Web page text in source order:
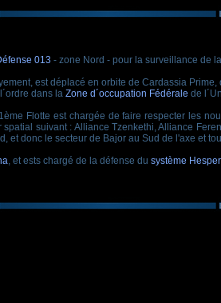
013- zone Nord - pour la surveillance de
est déplacé en orbite de Cardassia Prime,
dans la Zone d´occupation Fédérale de
Flotte est chargée de faire respecter les
suivant : Alliance Tzenkethi, Alliance
donc le secteur de Bajor au Sud de l'axe et
, et ests chargé de la défense du système